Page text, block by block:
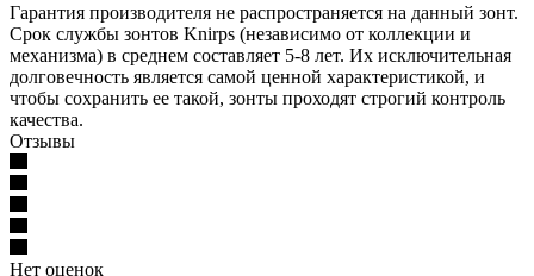
Гарантия производителя не распространяется на данный зонт.
Срок службы зонтов Knirps (независимо от коллекции и
механизма) в среднем составляет 5-8 лет. Их исключительная
долговечность является самой ценной характеристикой, и
чтобы сохранить ее такой, зонты проходят строгий контроль
качества.
Отзывы
Нет оценок